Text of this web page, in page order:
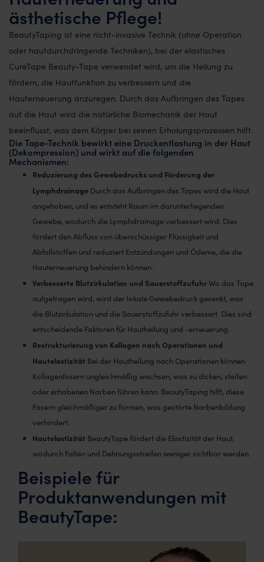
ästhetische Pflege!
BeautyTaping ist eine nicht-invasive Technik (ohne Operation
oder hautdurchdringende Techniken), bei der elastisches
CureTape Beauty-Tape verwendet wird, um die Heilung zu
fördern, die Hautfunktion zu verbessern und die
Hauterneuerung anzuregen. Durch das Aufbringen des Tapes
auf die Haut wird die natürliche Biomechanik der Haut
beeinflusst, was dem Körper bei seinen Erholungsprozessen hilft.
Die Tape-Technik bewirkt eine Druckentlastung in der Haut
(Dekompression) und wirkt auf die folgenden
Mechanismen:
Reduzierung des Gewebedrucks und Förderung der
Lymphdrainage Durch das Aufbringen des Tapes wird die Haut
angehoben, und es entsteht Raum im darunterliegenden
Gewebe, wodurch die Lymphdrainage verbessert wird. Dies
fördert den Abfluss von überschüssiger Flüssigkeit und
Abfallstoffen und reduziert Entzündungen und Ödeme, die die
Hauterneuerung behindern können.
Verbesserte Blutzirkulation und SauerstoffzufuhrWo das Tape
aufgetragen wird, wird der lokale Gewebedruck gesenkt, was
die Blutzirkulation und die Sauerstoffzufuhr verbessert. Dies sind
entscheidende Faktoren für Hautheilung und -erneuerung.
Restrukturierung von Kollagen nach Operationen und
Hautelastizität Bei der Hautheilung nach Operationen können
Kollagenfasern ungleichmäßig wachsen, was zu dicken, steifen
oder erhabenen Narben führen kann. BeautyTaping hilft, diese
Fasern gleichmäßiger zu formen, was gestörte Narbenbildung
verhindert.
Hautelastizität BeautyTape fördert die Elastizität der Haut,
wodurch Falten und Dehnungsstreifen weniger sichtbar werden.
Beispiele für
Produktanwendungen mit
BeautyTape: